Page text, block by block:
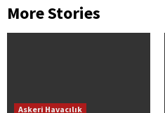
More Stories
Askeri Havacılık